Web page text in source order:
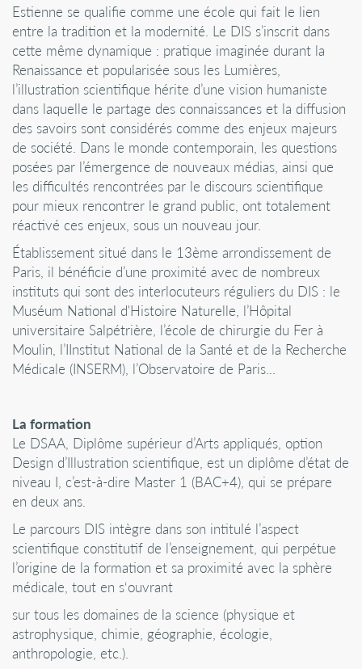
Estienne se qualifie comme une école qui fait le lien
entre la tradition et la modernité. Le DIS s’inscrit dans
cette même dynamique : pratique imaginée durant la
Renaissance et popularisée sous les Lumières,
l’illustration scientifique hérite d’une vision humaniste
dans laquelle le partage des connaissances et la diffusion
des savoirs sont considérés comme des enjeux majeurs
de société. Dans le monde contemporain, les questions
posées par l’émergence de nouveaux médias, ainsi que
les difficultés rencontrées par le discours scientifique
pour mieux rencontrer le grand public, ont totalement
réactivé ces enjeux, sous un nouveau jour.
Établissement situé dans le 13ème arrondissement de
Paris, il bénéficie d’une proximité avec de nombreux
instituts qui sont des interlocuteurs réguliers du DIS : le
Muséum National d'Histoire Naturelle, l’Hôpital
universitaire Salpétrière, l’école de chirurgie du Fer à
Moulin, l’IInstitut National de la Santé et de la Recherche
Médicale (INSERM), l’Observatoire de Paris...
La formation
Le DSAA, Diplôme supérieur d’Arts appliqués, option
Design d’Illustration scientifique, est un diplôme d’état de
niveau I, c’est-à-dire Master 1 (BAC+4), qui se prépare
en deux ans.
Le parcours DIS intègre dans son intitulé l’aspect
scientifique constitutif de l’enseignement, qui perpétue
l’origine de la formation et sa proximité avec la sphère
médicale, tout en s‘ouvrant
sur tous les domaines de la science (physique et
astrophysique, chimie, géographie, écologie,
anthropologie, etc.).